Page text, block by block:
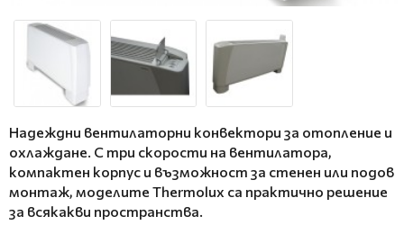
Надеждни вентилаторни конвектори за отопление и
охлаждане. С три скорости на вентилатора,
компактен корпус и възможност за стенен или подов
монтаж, моделите Thermolux са практично решение
за всякакви пространства.